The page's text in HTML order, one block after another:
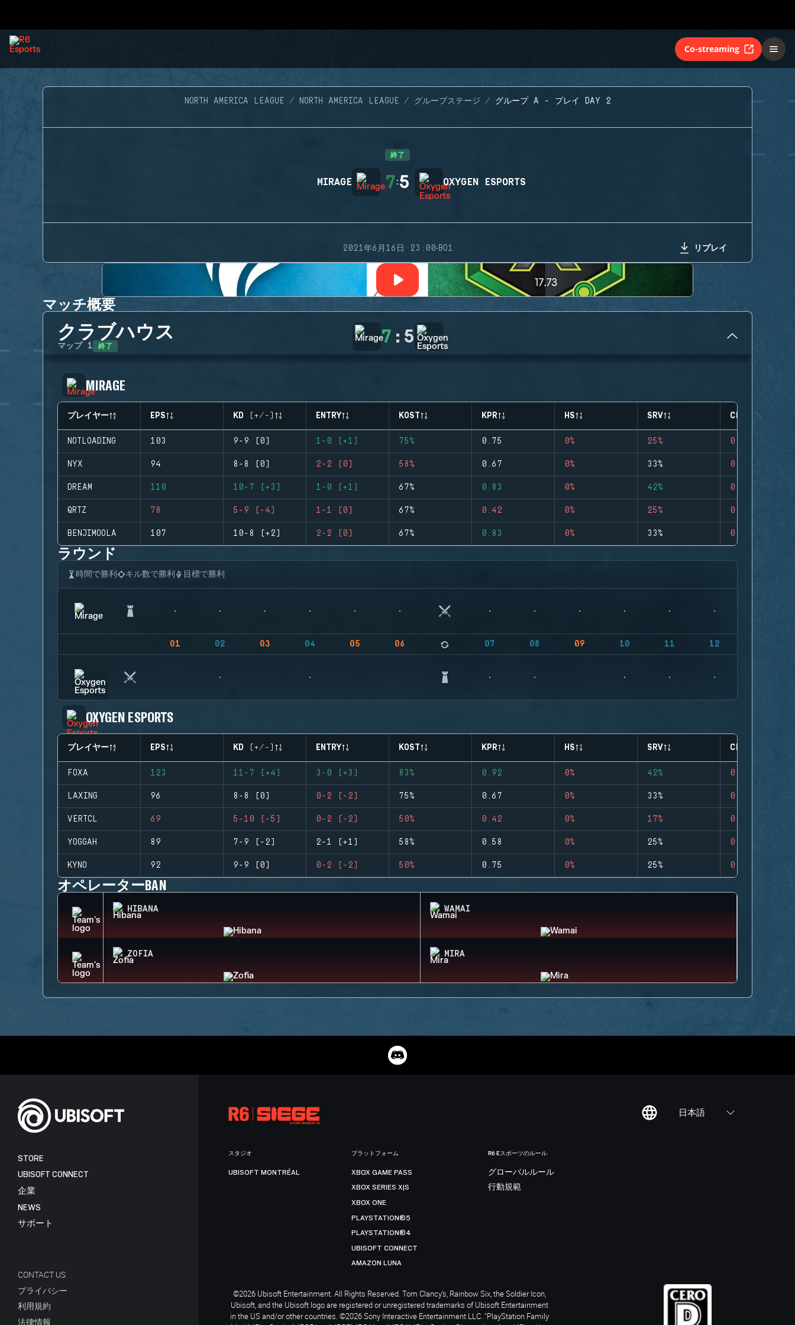
Co-streaming
NORTH AMERICA LEAGUE NORTH AMERICA LEAGUE グループステージ グループ A - プレイ DAY 2
終了
MIRAGE 7:5 OXYGEN ESPORTS
2021年6月16日 23:00·BO1 リプレイ
マッチ概要
クラブハウス
マップ 1 終了 7 : 5
MIRAGE
プレイヤー EPS KD (+/-) ENTRY KOST KPR HS SRV CLUTCHES
NOTLOADING 103 9-9 (0) 1-0 (+1) 75% 0.75 0% 25% 0
NYX 94 8-8 (0) 2-2 (0) 58% 0.67 0% 33% 0
DREAM 110 10-7 (+3) 1-0 (+1) 67% 0.83 0% 42% 0
QRTZ 78 5-9 (-4) 1-1 (0) 67% 0.42 0% 25% 0
BENJIMOOLA 107 10-8 (+2) 2-2 (0) 67% 0.83 0% 33% 0
ラウンド
時間で勝利 キル数で勝利 目標で勝利
01 02 03 04 05 06 07 08 09 10 11 12
OXYGEN ESPORTS
プレイヤー EPS KD (+/-) ENTRY KOST KPR HS SRV CLUTCHES
FOXA 123 11-7 (+4) 3-0 (+3) 83% 0.92 0% 42% 0
LAXING 96 8-8 (0) 0-2 (-2) 75% 0.67 0% 33% 0
VERTCL 69 5-10 (-5) 0-2 (-2) 50% 0.42 0% 17% 0
YOGGAH 89 7-9 (-2) 2-1 (+1) 58% 0.58 0% 25% 0
KYNO 92 9-9 (0) 0-2 (-2) 50% 0.75 0% 25% 0
オペレーターBAN
HIBANA WAMAI
ZOFIA MIRA
日本語
STORE
UBISOFT CONNECT
企業
NEWS
サポート
CONTACT US
プライバシー
利用規約
法律情報
スタジオ
UBISOFT MONTRÉAL
プラットフォーム
XBOX GAME PASS
XBOX SERIES X|S
XBOX ONE
PLAYSTATION®5
PLAYSTATION®4
UBISOFT CONNECT
AMAZON LUNA
R6 Eスポーツのルール
グローバルルール
行動規範
©2026 Ubisoft Entertainment. All Rights Reserved. Tom Clancy’s, Rainbow Six, the Soldier Icon,
Ubisoft, and the Ubisoft logo are registered or unregistered trademarks of Ubisoft Entertainment
in the US and/or other countries. ©2026 Sony Interactive Entertainment LLC. "PlayStation Family